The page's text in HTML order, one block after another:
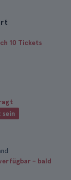
10 Tickets
sein
– bald